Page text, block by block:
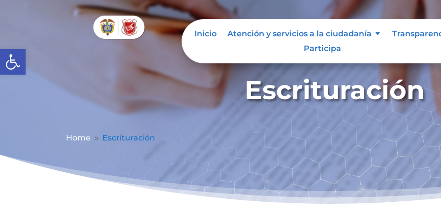
Abrir barra de herramientas
Inicio Atención y servicios a la ciudadanía
Participa
Escrituración
Home 9 Escrituración